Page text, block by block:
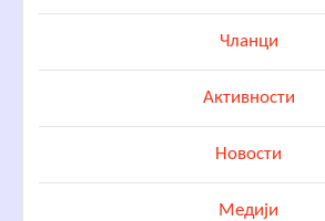
Чланци
Активности
Новости
Медији